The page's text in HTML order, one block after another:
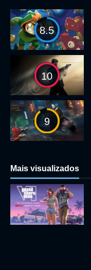
8.5
10
9
Mais visualizados